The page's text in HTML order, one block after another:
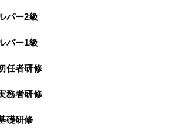
パー2級
パー1級
任者研修
務者研修
礎研修